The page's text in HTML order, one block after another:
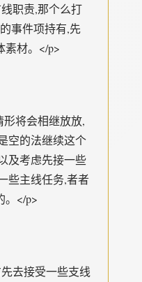
职责,那个么打
事件项持有,先
素材。</p>
形将会相继放放,
空的法继续这个
及考虑先接一些
些主线任务,者者
。</p>
去接受一些支线